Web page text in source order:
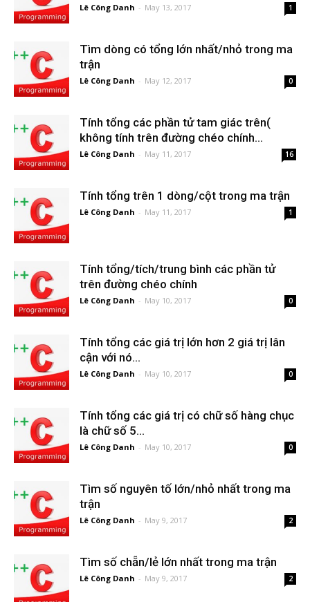
Lê Công Danh - May 13, 2017 1
Tìm dòng có tổng lớn nhất/nhỏ trong ma
trận
Lê Công Danh - May 12, 2017 0
Tính tổng các phần tử tam giác trên(
không tính trên đường chéo chính...
Lê Công Danh - May 11, 2017 16
Tính tổng trên 1 dòng/cột trong ma trận
Lê Công Danh - May 11, 2017 1
Tính tổng/tích/trung bình các phần tử
trên đường chéo chính
Lê Công Danh - May 10, 2017 0
Tính tổng các giá trị lớn hơn 2 giá trị lân
cận với nó...
Lê Công Danh - May 10, 2017 0
Tính tổng các giá trị có chữ số hàng chục
là chữ số 5...
Lê Công Danh - May 10, 2017 0
Tìm số nguyên tố lớn/nhỏ nhất trong ma
trận
Lê Công Danh - May 9, 2017 2
Tìm số chẵn/lẻ lớn nhất trong ma trận
Lê Công Danh - May 9, 2017 2